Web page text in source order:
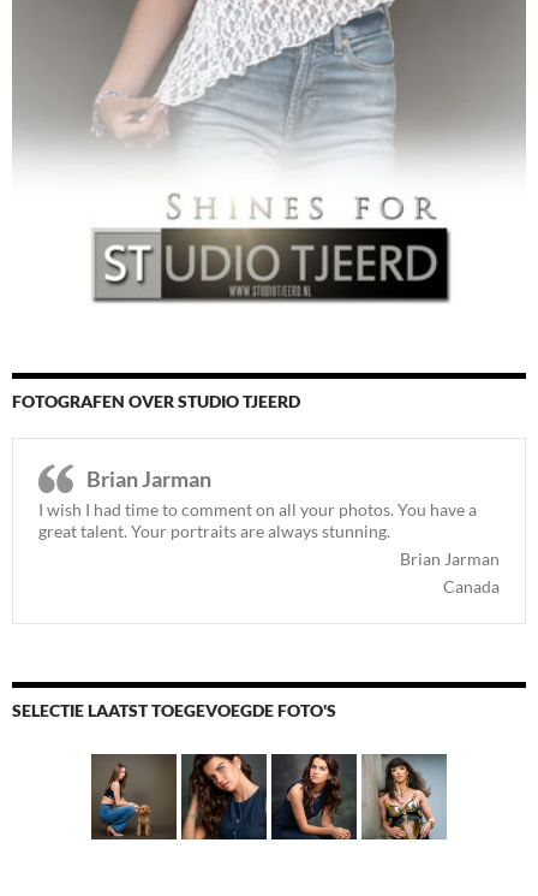
FOTOGRAFEN OVER STUDIO TJEERD
Brian Jarman
I wish I had time to comment on all your photos. You have a
great talent. Your portraits are always stunning.
Brian Jarman
Canada
SELECTIE LAATST TOEGEVOEGDE FOTO'S